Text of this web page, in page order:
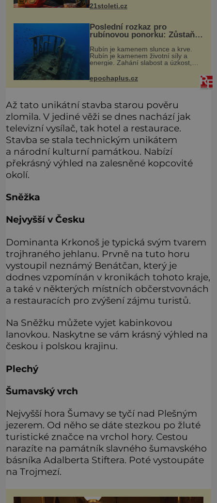
které by příroda sama vytvořila jen
21stoleti.cz
Poslední rozkaz pro
rubínovou ponorku: Zůstaňte
Rubín je kamenem slunce a krve.
Rubín je kamenem životní síly a
energie. Zahání slabost a úzkost,
jménem pro neživý stroj, kterému
člověk prokázal čest nezmizet v tavic
epochaplus.cz
Až tato unikátní stavba starou pověru
zlomila. V jediné věži se dnes nachází jak
televizní vysílač, tak hotel a restaurace.
Stavba se stala technickým unikátem
a národní kulturní památkou. Nabízí
překrásný výhled na zalesněné kopcovité
okolí.
Sněžka
Nejvyšší v Česku
Dominanta Krkonoš je typická svým tvarem
trojhraného jehlanu. Prvně na tuto horu
vystoupil neznámý Benátčan, který je
dodnes vzpomínán v kronikách tohoto kraje,
a také v některých místních občerstvovnách
a restauracích pro zvýšení zájmu turistů.
Na Sněžku můžete vyjet kabinkovou
lanovkou. Naskytne se vám krásný výhled na
českou i polskou krajinu.
Plechý
Šumavský vrch
Nejvyšší hora Šumavy se tyčí nad Plešným
jezerem. Od něho se dáte stezkou po žluté
turistické značce na vrchol hory. Cestou
narazíte na památník slavného šumavského
básníka Adalberta Stiftera. Poté vystoupáte
na Trojmezí.